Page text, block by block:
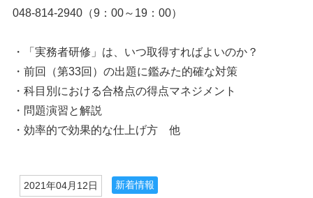
048-814-2940（9：00～19：00）
・「実務者研修」は、いつ取得すればよいのか？
・前回（第33回）の出題に鑑みた的確な対策
・科目別における合格点の得点マネジメント
・問題演習と解説
・効率的で効果的な仕上げ方 他
2021年04月12日 新着情報